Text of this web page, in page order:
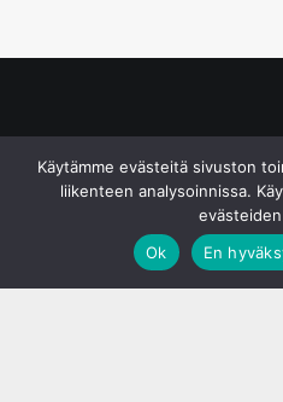
Käytämme evästeitä sivuston
liikenteen analysoinnissa.
Ok
En